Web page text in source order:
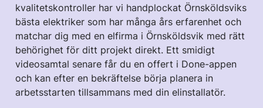
kvalitetskontroller har vi handplockat Örnsköldsviks
bästa elektriker som har många års erfarenhet och
matchar dig med en elfirma i Örnsköldsvik med rätt
behörighet för ditt projekt direkt. Ett smidigt
videosamtal senare får du en offert i Done-appen
och kan efter en bekräftelse börja planera in
arbetsstarten tillsammans med din elinstallatör.